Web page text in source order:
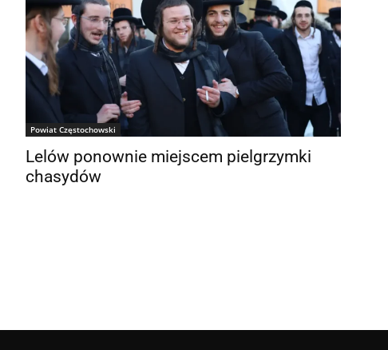
Powiat Częstochowski
Lelów ponownie miejscem pielgrzymki
chasydów